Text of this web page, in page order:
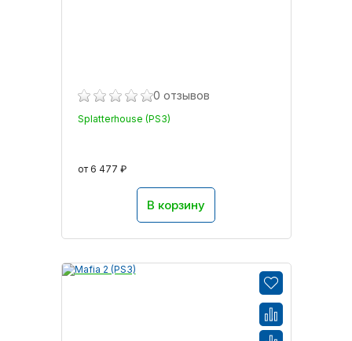
0 отзывов
Splatterhouse (PS3)
от 6 477 ₽
В корзину